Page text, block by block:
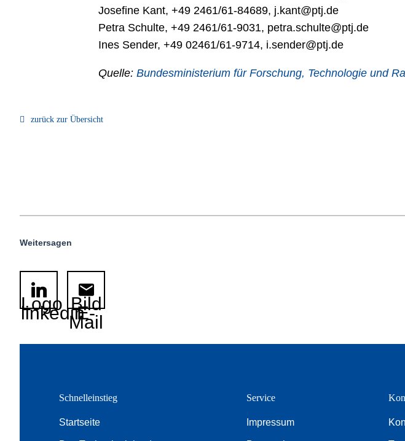
Josefine Kant, +49 2461/61-84689, j.kant@ptj.de
Petra Schulte, +49 2461/61-9031, petra.schulte@ptj.de
Ines Sender, +49 02461/61-9714, i.sender@ptj.de
Quelle: Bundesministerium für Forschung, Technologie und
zurück zur Übersicht
Weitersagen
Logo
linkedinBild
E-
Mail
Schnelleinstieg
Startseite
Service
Impressum